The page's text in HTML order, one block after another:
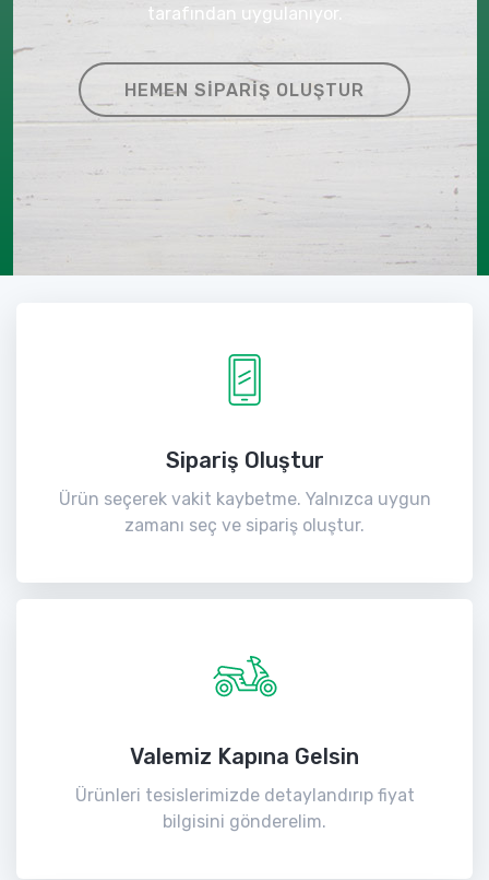
tarafından uygulanıyor.
HEMEN SIPARIŞ OLUŞTUR
Sipariş Oluştur
Ürün seçerek vakit kaybetme. Yalnızca uygun
zamanı seç ve sipariş oluştur.
Valemiz Kapına Gelsin
Ürünleri tesislerimizde detaylandırıp fiyat
bilgisini gönderelim.